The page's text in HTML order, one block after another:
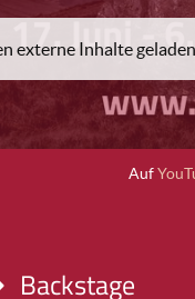
externe Inhalte
Auf
Backstage